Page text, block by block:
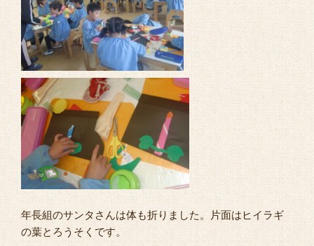
年長組のサンタさんは体も折りました。片面はヒイラギ
の葉とろうそくです。